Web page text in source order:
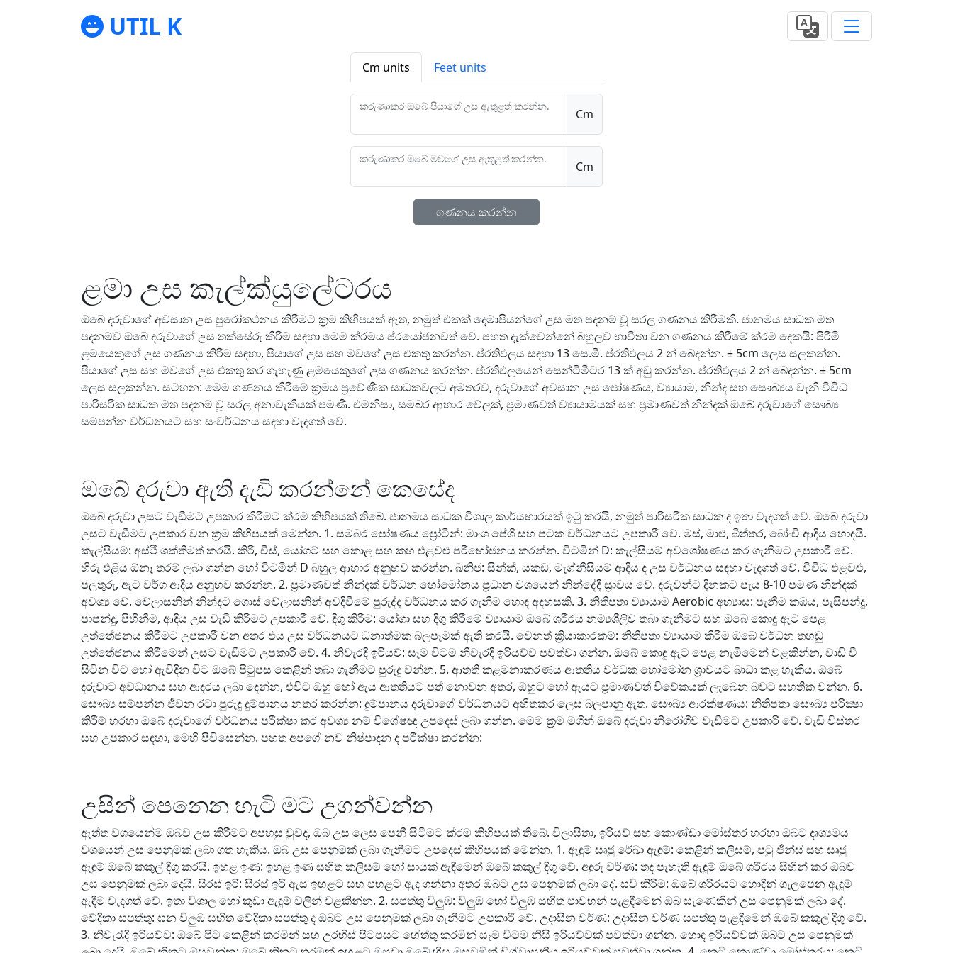
UTIL K
Cm units Feet units
කරුණාකර ඔබේ පියාගේ උස ඇතුළත් කරන්න.
Cm
කරුණාකර ඔබේ මවගේ උස ඇතුළත් කරන්න.
Cm
ගණනය කරන්න
ළමා උස කැල්ක්යුලේටරය
ඔබේ දරුවාගේ අවසාන උස පුරෝකථනය කිරීමට ක්‍රම කිහිපයක් ඇත, නමුත් එකක් දෙමාපියන්ගේ උස මත පදනම් වූ සරල ගණනය කිරීමකි. ජානමය සාධක මත
පදනම්ව ඔබේ දරුවාගේ උස තක්සේරු කිරීම සඳහා මෙම ක්රමය ප්රයෝජනවත් වේ. පහත දැක්වෙන්නේ බහුලව භාවිතා වන ගණනය කිරීමේ ක්රම දෙකයි: පිරිමි
ළමයෙකුගේ උස ගණනය කිරීම සඳහා, පියාගේ උස සහ මවගේ උස එකතු කරන්න. ප්රතිඵලය සඳහා 13 සෙ.මී. ප්රතිඵලය 2 න් බෙදන්න. ± 5cm ලෙස සලකන්න.
පියාගේ උස සහ මවගේ උස එකතු කර ගැහැණු ළමයෙකුගේ උස ගණනය කරන්න. ප්රතිඵලයෙන් සෙන්ටිමීටර 13 ක් අඩු කරන්න. ප්රතිඵලය 2 න් බෙදන්න. ± 5cm
ලෙස සලකන්න. සටහන: මෙම ගණනය කිරීමේ ක්‍රමය ප්‍රවේණික සාධකවලට අමතරව, දරුවාගේ අවසාන උස පෝෂණය, ව්‍යායාම, නින්ද සහ සෞඛ්‍යය වැනි විවිධ
පාරිසරික සාධක මත පදනම් වූ සරල අනාවැකියක් පමණි. එමනිසා, සමබර ආහාර වේලක්, ප්‍රමාණවත් ව්‍යායාමයක් සහ ප්‍රමාණවත් නින්දක් ඔබේ දරුවාගේ සෞඛ්‍ය
සම්පන්න වර්ධනයට සහ සංවර්ධනය සඳහා වැදගත් වේ.
ඔබේ දරුවා ඇති දැඩි කරන්නේ කෙසේද
ඔබේ දරුවා උසට වැඩීමට උපකාර කිරීමට ක්රම කිහිපයක් තිබේ. ජානමය සාධක විශාල කාර්යභාරයක් ඉටු කරයි, නමුත් පාරිසරික සාධක ද ඉතා වැදගත් වේ. ඔබේ දරුවා
උසට වැඩීමට උපකාර වන ක්‍රම කිහිපයක් මෙන්න. 1. සමබර පෝෂණය ප්‍රෝටීන්: මාංශ පේශී සහ පටක වර්ධනයට උපකාරී වේ. මස්, මාළු, බිත්තර, බෝංචි ආදිය හොඳයි.
කැල්සියම්: අස්ථි ශක්තිමත් කරයි. කිරි, චීස්, යෝගට් සහ කොළ සහ කහ එළවළු පරිභෝජනය කරන්න. විටමින් D: කැල්සියම් අවශෝෂණය කර ගැනීමට උපකාරී වේ.
හිරු එළිය ඕනෑ තරම් ලබා ගන්න හෝ විටමින් D බහුල ආහාර අනුභව කරන්න. ඛනිජ: සින්ක්, යකඩ, මැග්නීසියම් ආදිය ද උස වර්ධනය සඳහා වැදගත් වේ. විවිධ එළවළු,
පලතුරු, ඇට වර්ග ආදිය අනුභව කරන්න. 2. ප්‍රමාණවත් නින්දක් වර්ධන හෝමෝනය ප්‍රධාන වශයෙන් නින්දේදී ස්‍රාවය වේ. දරුවන්ට දිනකට පැය 8-10 පමණ නින්දක්
අවශ්‍ය වේ. වේලාසනින් නින්දට ගොස් වේලාසනින් අවදිවීමේ පුරුද්ද වර්ධනය කර ගැනීම හොඳ අදහසකි. 3. නිතිපතා ව්‍යායාම Aerobic අභ්‍යාස: පැනීම කඹය, පැසිපන්දු,
පාපන්දු, පිහිනීම, ආදිය උස වැඩි කිරීමට උපකාරී වේ. දිගු කිරීම: යෝගා සහ දිගු කිරීමේ ව්‍යායාම ඔබේ ශරීරය නම්‍යශීලීව තබා ගැනීමට සහ ඔබේ කොඳු ඇට පෙළ
උත්තේජනය කිරීමට උපකාරී වන අතර එය උස වර්ධනයට ධනාත්මක බලපෑමක් ඇති කරයි. වෙනත් ක්‍රියාකාරකම්: නිතිපතා ව්‍යායාම කිරීම ඔබේ වර්ධන තහඩු
උත්තේජනය කිරීමෙන් උසට වැඩීමට උපකාරී වේ. 4. නිවැරදි ඉරියව්: සෑම විටම නිවැරදි ඉරියව්ව පවත්වා ගන්න. ඔබේ කොඳු ඇට පෙළ නැමීමෙන් වළකින්න, වාඩි වී
සිටින විට හෝ ඇවිදින විට ඔබේ පිටුපස කෙළින් තබා ගැනීමට පුරුදු වන්න. 5. ආතති කළමනාකරණය ආතතිය වර්ධක හෝමෝන ශ්‍රාවයට බාධා කළ හැකිය. ඔබේ
දරුවාට අවධානය සහ ආදරය ලබා දෙන්න, එවිට ඔහු හෝ ඇය ආතතියට පත් නොවන අතර, ඔහුට හෝ ඇයට ප්‍රමාණවත් විවේකයක් ලැබෙන බවට සහතික වන්න. 6.
සෞඛ්‍ය සම්පන්න ජීවන රටා පුරුදු දුම්පානය නතර කරන්න: දුම්පානය දරුවාගේ වර්ධනයට අහිතකර ලෙස බලපානු ඇත. සෞඛ්‍ය ආරක්ෂණය: නිතිපතා සෞඛ්‍ය පරීක්‍ෂා
කිරීම් හරහා ඔබේ දරුවාගේ වර්ධනය පරීක්ෂා කර අවශ්‍ය නම් විශේෂඥ උපදෙස් ලබා ගන්න. මෙම ක්‍රම මගින් ඔබේ දරුවා නිරෝගීව වැඩීමට උපකාරී වේ. වැඩි විස්තර
සහ උපකාර සඳහා, මෙහි පිවිසෙන්න. පහත අපගේ නව නිෂ්පාදන ද පරීක්ෂා කරන්න:
උසින් පෙනෙන හැටි මට උගන්වන්න
ඇත්ත වශයෙන්ම ඔබව උස කිරීමට අපහසු වුවද, ඔබ උස ලෙස පෙනී සිටීමට ක්රම කිහිපයක් තිබේ. විලාසිතා, ඉරියව් සහ කොණ්ඩා මෝස්තර හරහා ඔබට දෘශ්‍යමය
වශයෙන් උස පෙනුමක් ලබා ගත හැකිය. ඔබ උස පෙනුමක් ලබා ගැනීමට උපදෙස් කිහිපයක් මෙන්න. 1. ඇඳුම් සෘජු රේඛා ඇඳුම්: කෙළින් කලිසම්, පටු ජීන්ස් සහ සෘජු
ඇඳුම් ඔබේ කකුල් දිගු කරයි. ඉහළ ඉණ: ඉහළ ඉණ සහිත කලිසම් හෝ සායක් ඇඳීමෙන් ඔබේ කකුල් දිගු වේ. අඳුරු වර්ණ: තද පැහැති ඇඳුම් ඔබේ ශරීරය සිහින් කර ඔබව
උස පෙනුමක් ලබා දෙයි. සිරස් ඉරි: සිරස් ඉරි ඇස ඉහළට සහ පහළට ඇද ගන්නා අතර ඔබට උස පෙනුමක් ලබා දේ. සවි කිරීම: ඔබේ ශරීරයට හොඳින් ගැලපෙන ඇඳුම්
ඇඳීම වැදගත් වේ. ඉතා විශාල හෝ කුඩා ඇඳුම් වලින් වළකින්න. 2. සපත්තු විලුඹ: විලුඹ හෝ විලුඹ සහිත පාවහන් පැළඳීමෙන් ඔබ සැණෙකින් උස පෙනුමක් ලබා දේ.
වේදිකා සපත්තු: ඝන විලුඹ සහිත වේදිකා සපත්තු ද ඔබට උස පෙනුමක් ලබා ගැනීමට උපකාරී වේ. උදාසීන වර්ණ: උදාසීන වර්ණ සපත්තු පැළඳීමෙන් ඔබේ කකුල් දිගු වේ.
3. නිවැරැදි ඉරියව්ව: ඔබේ පිට කෙළින් කරමින් සහ උරහිස් පිටුපසට හේත්තු කරමින් සෑම විටම නිසි ඉරියව්වක් පවත්වා ගන්න. හොඳ ඉරියව්වක් ඔබට උස පෙනුමක්